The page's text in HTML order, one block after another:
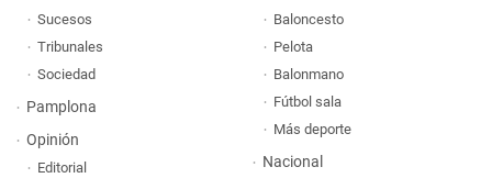
Sucesos
Tribunales
Sociedad
Pamplona
Opinión
Editorial
Baloncesto
Pelota
Balonmano
Fútbol sala
Más deporte
Nacional